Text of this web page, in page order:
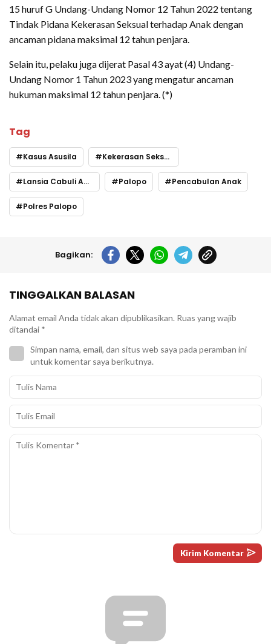
15 huruf G Undang-Undang Nomor 12 Tahun 2022 tentang
Tindak Pidana Kekerasan Seksual terhadap Anak dengan
ancaman pidana maksimal 12 tahun penjara.
Selain itu, pelaku juga dijerat Pasal 43 ayat (4) Undang-
Undang Nomor 1 Tahun 2023 yang mengatur ancaman
hukuman maksimal 12 tahun penjara. (*)
Tag
Kasus Asusila Kekerasan Seksual
Lansia Cabuli Anak Palopo Pencabulan Anak
Polres Palopo
Bagikan:
TINGGALKAN BALASAN
Alamat email Anda tidak akan dipublikasikan. Ruas yang wajib
ditandai *
Simpan nama, email, dan situs web saya pada peramban ini
untuk komentar saya berikutnya.